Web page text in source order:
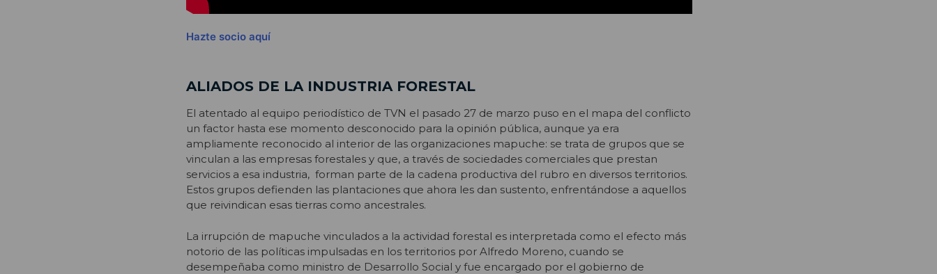
Hazte socio aquí
ALIADOS DE LA INDUSTRIA FORESTAL
El atentado al equipo periodístico de TVN el pasado 27 de marzo puso en el mapa del conflicto
un factor hasta ese momento desconocido para la opinión pública, aunque ya era
ampliamente reconocido al interior de las organizaciones mapuche: se trata de grupos que se
vinculan a las empresas forestales y que, a través de sociedades comerciales que prestan
servicios a esa industria, forman parte de la cadena productiva del rubro en diversos territorios.
Estos grupos defienden las plantaciones que ahora les dan sustento, enfrentándose a aquellos
que reivindican esas tierras como ancestrales.
La irrupción de mapuche vinculados a la actividad forestal es interpretada como el efecto más
notorio de las políticas impulsadas en los territorios por Alfredo Moreno, cuando se
desempeñaba como ministro de Desarrollo Social y fue encargado por el gobierno de